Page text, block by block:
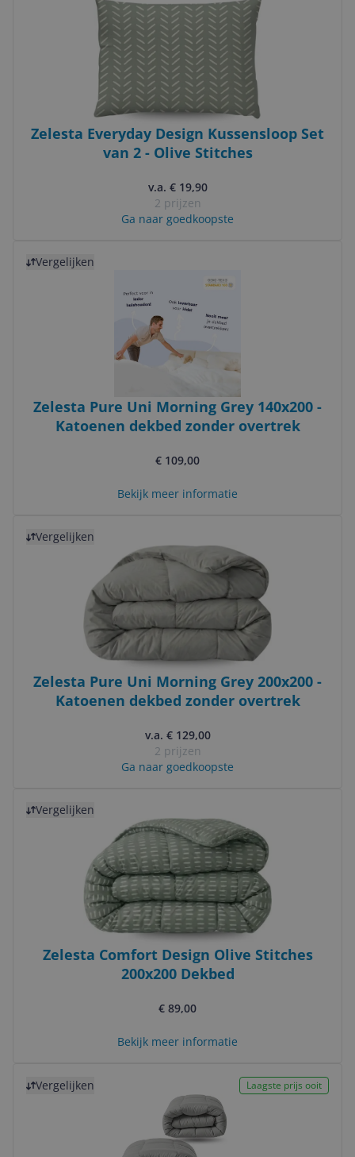
Zelesta Everyday Design Kussensloop Set
van 2 - Olive Stitches
v.a. € 19,90
2 prijzen
Ga naar goedkoopste
Vergelijken
Zelesta Pure Uni Morning Grey 140x200 -
Katoenen dekbed zonder overtrek
€ 109,00
Bekijk meer informatie
Vergelijken
Zelesta Pure Uni Morning Grey 200x200 -
Katoenen dekbed zonder overtrek
v.a. € 129,00
2 prijzen
Ga naar goedkoopste
Vergelijken
Zelesta Comfort Design Olive Stitches
200x200 Dekbed
€ 89,00
Bekijk meer informatie
Vergelijken Laagste prijs ooit